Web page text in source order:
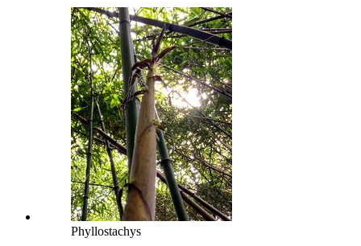
Phyllostachys